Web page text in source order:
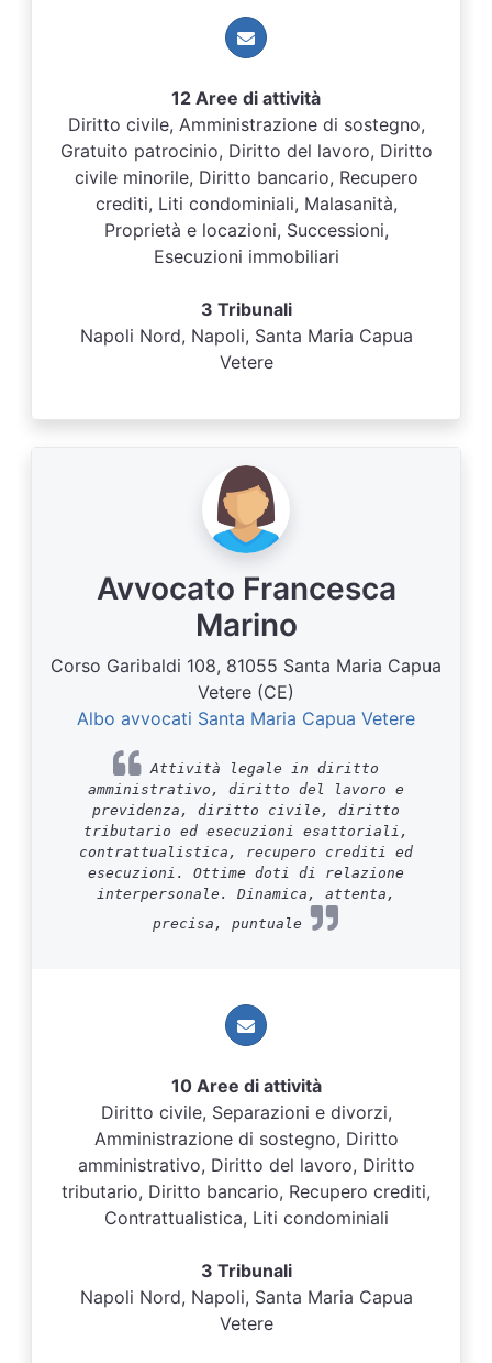
12 Aree di attività
Diritto civile, Amministrazione di sostegno,
Gratuito patrocinio, Diritto del lavoro, Diritto
civile minorile, Diritto bancario, Recupero
crediti, Liti condominiali, Malasanità,
Proprietà e locazioni, Successioni,
Esecuzioni immobiliari
3 Tribunali
Napoli Nord, Napoli, Santa Maria Capua
Vetere
Avvocato Francesca
Marino
Corso Garibaldi 108, 81055 Santa Maria Capua
Vetere (CE)
Albo avvocati Santa Maria Capua Vetere
Attività legale in diritto
amministrativo, diritto del lavoro e
previdenza, diritto civile, diritto
tributario ed esecuzioni esattoriali,
contrattualistica, recupero crediti ed
esecuzioni. Ottime doti di relazione
interpersonale. Dinamica, attenta,
precisa, puntuale
10 Aree di attività
Diritto civile, Separazioni e divorzi,
Amministrazione di sostegno, Diritto
amministrativo, Diritto del lavoro, Diritto
tributario, Diritto bancario, Recupero crediti,
Contrattualistica, Liti condominiali
3 Tribunali
Napoli Nord, Napoli, Santa Maria Capua
Vetere